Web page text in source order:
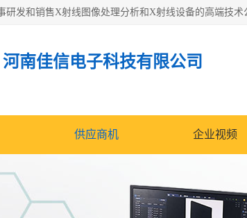
河南佳信电子科技有限公司
供应商机 企业视频